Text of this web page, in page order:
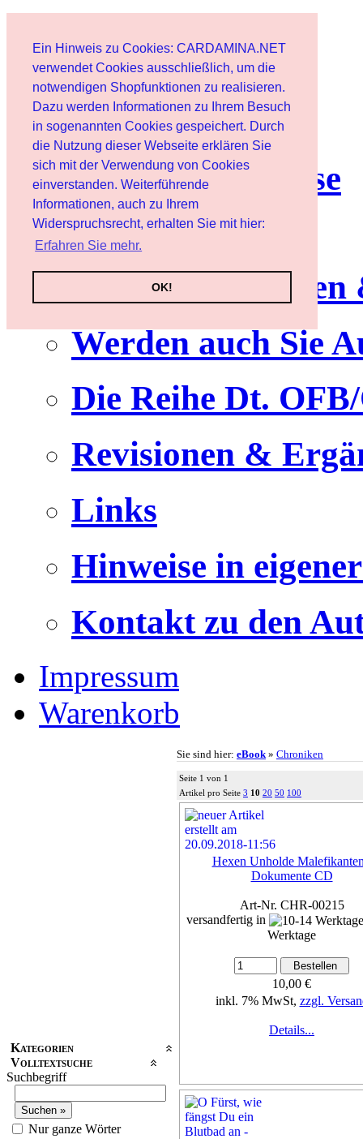
Ein Hinweis zu Cookies: CARDAMINA.NET
verwendet Cookies ausschließlich, um die
notwendigen Shopfunktionen zu realisieren.
Dazu werden Informationen zu Ihrem Besuch
in sogenannten Cookies gespeichert. Durch
die Nutzung dieser Webseite erklären Sie
sich mit der Verwendung von Cookies
einverstanden. Weiterführende
Informationen, auch zu Ihrem
Widerspruchsrecht, erhalten Sie mit hier:
Erfahren Sie mehr.
OK!
Benutzer
Newsletter
Nutzungshinweise
Service
Werden auch Sie
Die Reihe Dt.
Revisionen &
Links
Hinweise in
Kontakt zu den
Impressum
Warenkorb
Kategorien
Volltextsuche
Suchbegriff
Nur ganze Wörter
Sie sind hier: eBook » Chroniken
Seite 1 von 1
Artikel pro Seite 3 10 20 50 100
Hexen Unholde
Dokumente CD
Art-Nr. CHR-00215
versandfertig in
Werktage
10,00 €
inkl. 7% MwSt, zzgl.
Details...